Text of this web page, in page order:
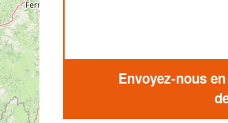
Envoyez-nous